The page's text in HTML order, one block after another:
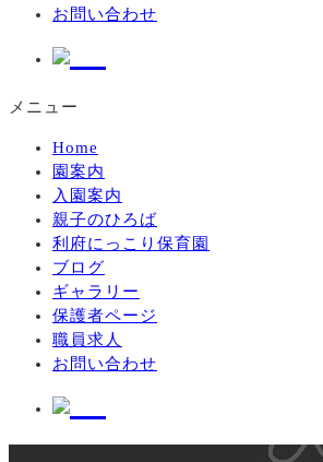
お問い合わせ
メニュー
Home
園案内
入園案内
親子のひろば
利府にっこり保育園
ブログ
ギャラリー
保護者ページ
職員求人
お問い合わせ